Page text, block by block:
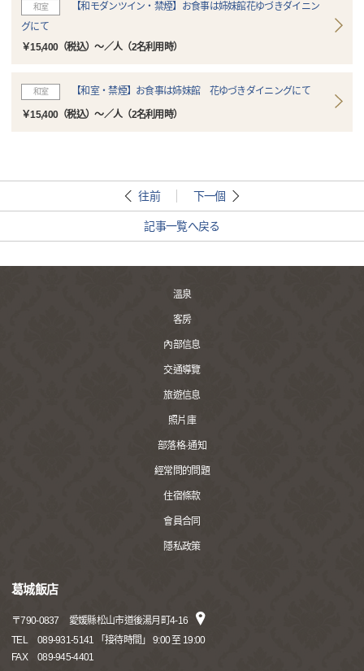
和室
【和モダンツイン・禁煙】お食事は姉妹館花ゆづきダイニン
グにて
￥15,400（税込）～／人（2名利用時）
和室 【和室・禁煙】お食事は姉妹館 花ゆづきダイニングにて
￥15,400（税込）～／人（2名利用時）
往前 下一個
記事一覧へ戻る
溫泉
客房
內部信息
交通導覽
旅遊信息
照片庫
部落格·通知
經常問的問題
住宿條款
會員合同
隱私政策
葛城飯店
〒790-0837
愛媛縣松山市道後湯月町4-16
TEL
089-931-5141 「接待時間」 9:00 至 19:00
FAX
089-945-4401